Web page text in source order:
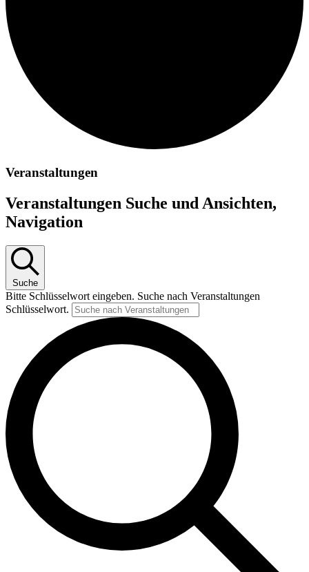
Veranstaltungen
Veranstaltungen Suche und Ansichten,
Navigation
Suche
Bitte Schlüsselwort eingeben. Suche nach Veranstaltungen
Schlüsselwort.